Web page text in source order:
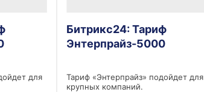
для
Битрикс24: Тариф
Энтерпрайз-5000
Тариф «Энтерпрайз» подойдет для
крупных компаний.